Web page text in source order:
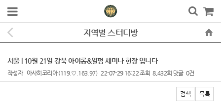
지역별 스터디방
서울 | 10월 21일 강북 아이롱&열펌 세미나 현장 입니다
작성자 아사히코리아(119.♡.163.97) 22-07-29 16:22조회 8,432회 댓글 0건
검색 목록